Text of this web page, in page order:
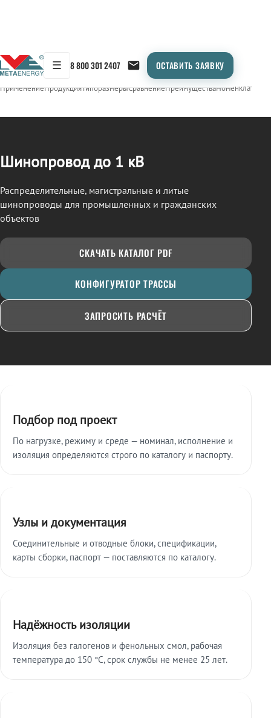
☰ 8 800 301 2407 ОСТАВИТЬ ЗАЯВКУ
← Продукция/ШИНОПРОВОД
ПрименениеПродукцияТипоразмерыСравнениеПреимуществаНоменклатура
Шинопровод до 1 кВ
Распределительные, магистральные и литые
шинопроводы для промышленных и гражданских
объектов
СКАЧАТЬ КАТАЛОГ PDF
КОНФИГУРАТОР ТРАССЫ
ЗАПРОСИТЬ РАСЧЁТ
Подбор под проект
По нагрузке, режиму и среде — номинал, исполнение и
изоляция определяются строго по каталогу и паспорту.
Узлы и документация
Соединительные и отводные блоки, спецификации,
карты сборки, паспорт — поставляются по каталогу.
Надёжность изоляции
Изоляция без галогенов и фенольных смол, рабочая
температура до 150 °C, срок службы не менее 25 лет.